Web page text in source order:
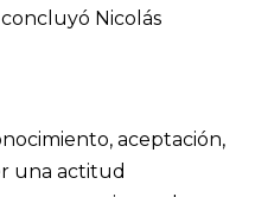
Nicolás
aceptación,
una actitud